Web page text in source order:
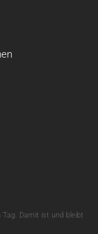
Damit ist und bleibt